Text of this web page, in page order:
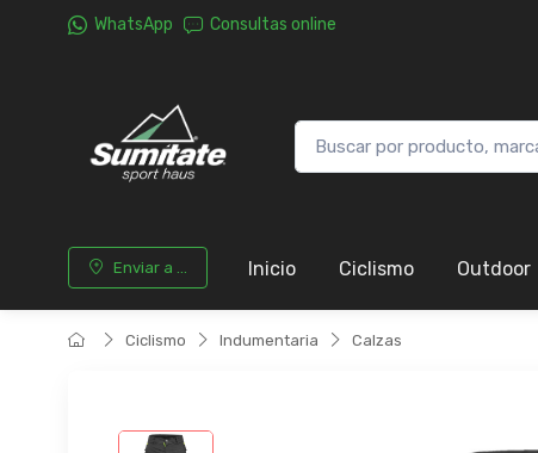
WhatsApp Consultas online
Enviar a ... Inicio Ciclismo Outdoor
Ciclismo Indumentaria Calzas